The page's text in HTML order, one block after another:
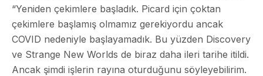
“Yeniden çekimlere başladık. Picard için çoktan
çekimlere başlamış olmamız gerekiyordu ancak
COVID nedeniyle başlayamadık. Bu yüzden Discovery
ve Strange New Worlds de biraz daha ileri tarihe itildi.
Ancak şimdi işlerin rayına oturduğunu söyleyebilirim.